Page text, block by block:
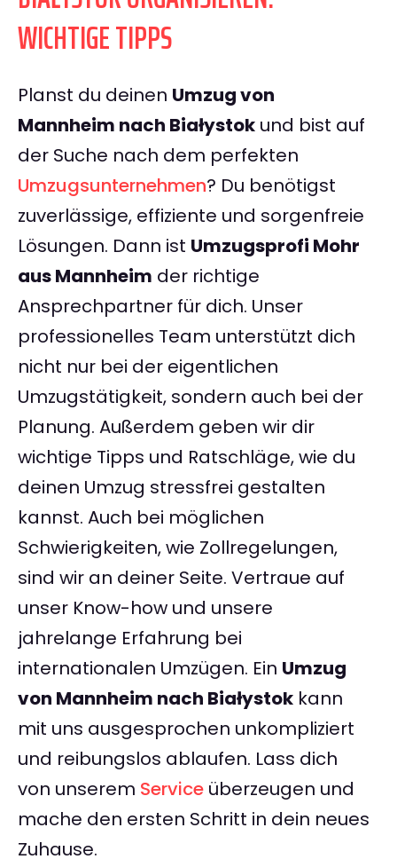
WICHTIGE TIPPS
Planst du deinen Umzug von
Mannheim nach Białystok und bist auf
der Suche nach dem perfekten
Umzugsunternehmen? Du benötigst
zuverlässige, effiziente und sorgenfreie
Lösungen. Dann ist Umzugsprofi Mohr
aus Mannheim der richtige
Ansprechpartner für dich. Unser
professionelles Team unterstützt dich
nicht nur bei der eigentlichen
Umzugstätigkeit, sondern auch bei der
Planung. Außerdem geben wir dir
wichtige Tipps und Ratschläge, wie du
deinen Umzug stressfrei gestalten
kannst. Auch bei möglichen
Schwierigkeiten, wie Zollregelungen,
sind wir an deiner Seite. Vertraue auf
unser Know-how und unsere
jahrelange Erfahrung bei
internationalen Umzügen. Ein Umzug
von Mannheim nach Białystok kann
mit uns ausgesprochen unkompliziert
und reibungslos ablaufen. Lass dich
von unserem Service überzeugen und
mache den ersten Schritt in dein neues
Zuhause.